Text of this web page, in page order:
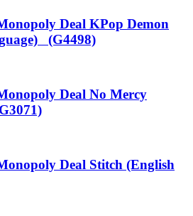
Deal KPop Demon
(G4498)
Deal No Mercy
Deal Stitch (English